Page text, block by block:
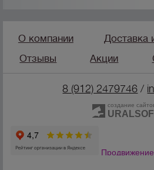
О компании Доставка
Отзывы
Акции
8 (912) 2479746 /
создание